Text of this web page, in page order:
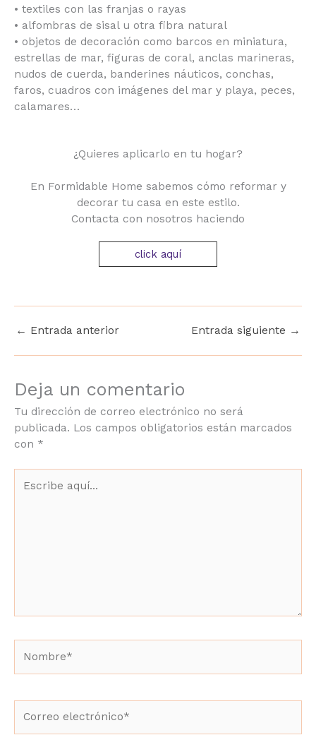
• textiles con las franjas o rayas
• alfombras de sisal u otra fibra natural
• objetos de decoración como barcos en miniatura,
estrellas de mar, figuras de coral, anclas marineras,
nudos de cuerda, banderines náuticos, conchas,
faros, cuadros con imágenes del mar y playa, peces,
calamares…
¿Quieres aplicarlo en tu hogar?
En Formidable Home sabemos cómo reformar y
decorar tu casa en este estilo.
Contacta con nosotros haciendo
click aquí
← Entrada anterior Entrada siguiente →
Deja un comentario
Tu dirección de correo electrónico no será
publicada. Los campos obligatorios están marcados
con *
aquí...
electrónico*